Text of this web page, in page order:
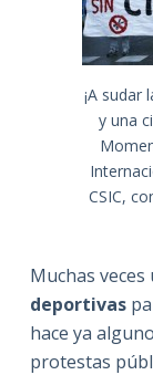
¡A sudar
y una
CSIC,
Muchas
deportivas
hace ya
protestas